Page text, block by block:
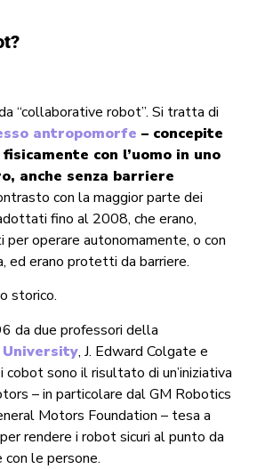
“collaborative robot”. Si tratta di
antropomorfe – concepite
con l’uomo in uno
anche senza barriere
con la maggior parte dei
fino al 2008, che erano,
operare autonomamente, o con
ed erano protetti da barriere.
storico.
da due professori della
, J. Edward Colgate e
cobot sono il risultato di un’iniziativa
– in particolare dal GM Robotics
Motors Foundation – tesa a
rendere i robot sicuri al punto da
le persone.